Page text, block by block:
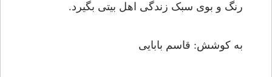
رنگ و بوی سبک زندگی اهل بیتی بگیرد.
به کوشش: قاسم بابایی